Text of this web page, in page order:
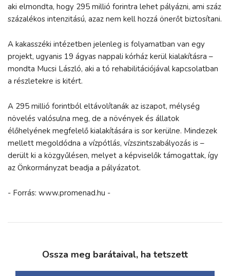
aki elmondta, hogy 295 millió forintra lehet pályázni, ami száz
százalékos intenzitású, azaz nem kell hozzá önerőt biztosítani.
A kakasszéki intézetben jelenleg is folyamatban van egy
projekt, ugyanis 19 ágyas nappali kórház kerül kialakításra –
mondta Mucsi László, aki a tó rehabilitációjával kapcsolatban
a részletekre is kitért.
A 295 millió forintból eltávolítanák az iszapot, mélység
növelés valósulna meg, de a növények és állatok
élőhelyének megfelelő kialakítására is sor kerülne. Mindezek
mellett megoldódna a vízpótlás, vízszintszabályozás is –
derült ki a közgyűlésen, melyet a képviselők támogattak, így
az Önkormányzat beadja a pályázatot.
- Forrás: www.promenad.hu -
Ossza meg barátaival, ha tetszett